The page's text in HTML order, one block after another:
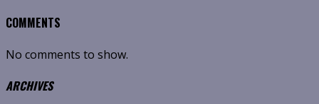
COMMENTS
No comments to show.
ARCHIVES